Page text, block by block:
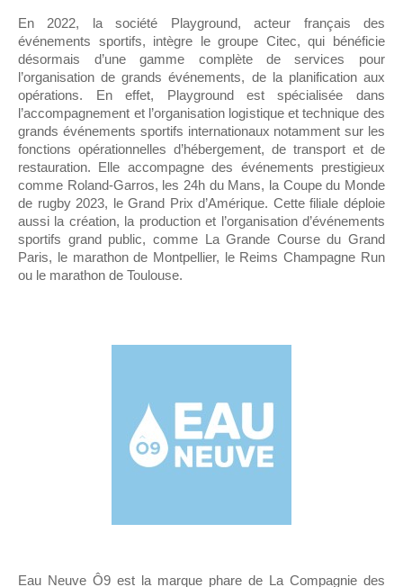
En 2022, la société Playground, acteur français des
événements sportifs, intègre le groupe Citec, qui bénéficie
désormais d’une gamme complète de services pour
l’organisation de grands événements, de la planification aux
opérations. En effet, Playground est spécialisée dans
l’accompagnement et l’organisation logistique et technique des
grands événements sportifs internationaux notamment sur les
fonctions opérationnelles d’hébergement, de transport et de
restauration. Elle accompagne des événements prestigieux
comme Roland-Garros, les 24h du Mans, la Coupe du Monde
de rugby 2023, le Grand Prix d’Amérique. Cette filiale déploie
aussi la création, la production et l’organisation d’événements
sportifs grand public, comme La Grande Course du Grand
Paris, le marathon de Montpellier, le Reims Champagne Run
ou le marathon de Toulouse.
Eau Neuve Ô9 est la marque phare de La Compagnie des